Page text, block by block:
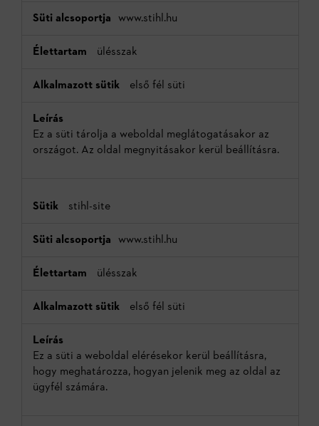
www.stihl.hu
ülésszak
első fél süti
Ez a süti tárolja a weboldal meglátogatásakor az
országot. Az oldal megnyitásakor kerül beállításra.
stihl-site
www.stihl.hu
ülésszak
első fél süti
Ez a süti a weboldal elérésekor kerül beállításra,
hogy meghatározza, hogyan jelenik meg az oldal az
ügyfél számára.